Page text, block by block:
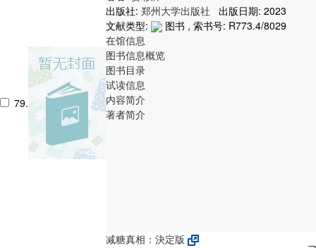
79.
出版社: 郑州大学出版社
出版日期: 2023
文献类型:
图书 , 索书号: R773.4/8029
在馆信息
图书信息概览
图书目录
试读信息
内容简介
著者简介
减糖真相：決定版